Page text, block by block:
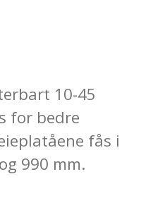
10-45
for bedre
fås i
990 mm.